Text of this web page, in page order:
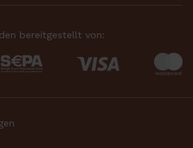
bereitgestellt von: